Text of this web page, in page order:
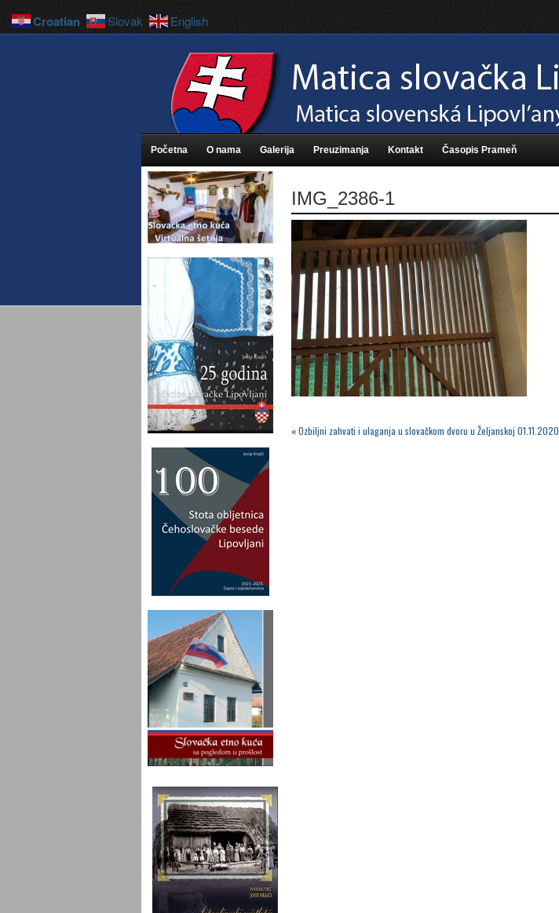
Početna O nama Galerija Preuzimanja Kontakt Časopis Prameň
IMG_2386-1
«Ozbiljni zahvati i ulaganja u slovačkom dvoru u Željanskoj 01.11.2020.
Croatian Slovak English